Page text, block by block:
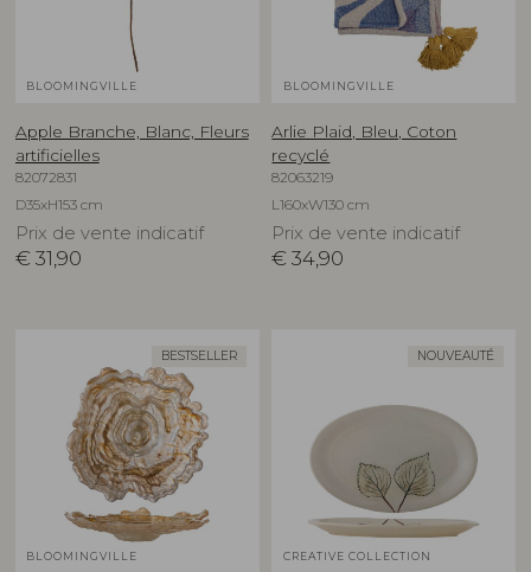
BLOOMINGVILLE
Apple Branche, Blanc, Fleurs
artificielles
82072831
D35xH153 cm
Prix de vente indicatif
€ 31,90
BLOOMINGVILLE
Arlie Plaid, Bleu, Coton
recyclé
82063219
L160xW130 cm
Prix de vente indicatif
€ 34,90
BESTSELLER
BLOOMINGVILLE
NOUVEAUTÉ
CREATIVE COLLECTION